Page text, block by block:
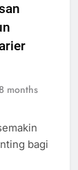
8 months
bagi